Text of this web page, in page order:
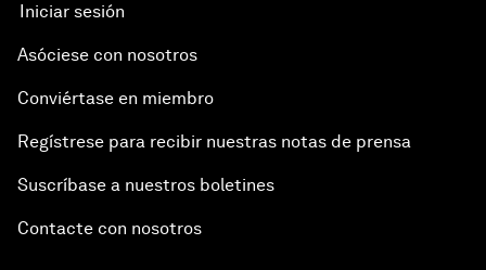
Iniciar sesión
Asóciese con nosotros
Conviértase en miembro
Regístrese para recibir nuestras notas de prensa
Suscríbase a nuestros boletines
Contacte con nosotros